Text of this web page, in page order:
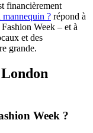
financièrement
mannequin ? répond à
Week – et à
et des
grande.
Week ?